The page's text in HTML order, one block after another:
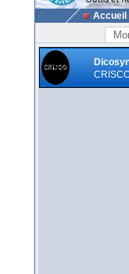
Accueil